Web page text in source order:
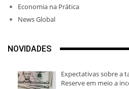
Economia na Prática
News Global
NOVIDADES
Expectativas sobre a
Reserve em meio a